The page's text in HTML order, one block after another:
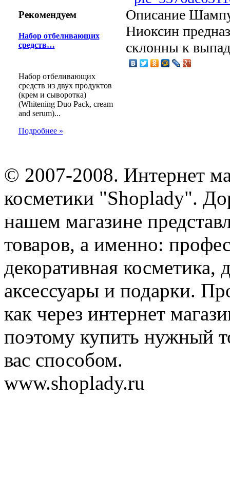
Рекомендуем
Набор отбеливающих
средств…
Набор отбеливающих
средств из двух продуктов
(крем и сыворотка)
(Whitening Duo Pack, cream
and serum)...
Подробнее »
Описание
Ниоксин
склонны к
© 2007-2008. Интернет
косметики "Shoplady".
нашем магазине
товаров, а именно:
декоративная косметика,
аксессуары и подарки.
как через интернет
поэтому купить нужный
вас способом.
www.shoplady.ru